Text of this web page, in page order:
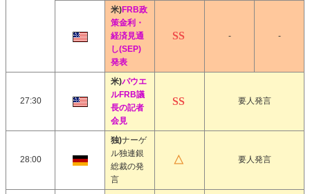
米)FRB政
策金利・
経済見通
し(SEP)
発表
- -
27:30
米)パウエ
ルFRB議
長の記者
会見
要人発言
28:00
独)ナーゲ
ル独連銀
総裁の発
言
要人発言